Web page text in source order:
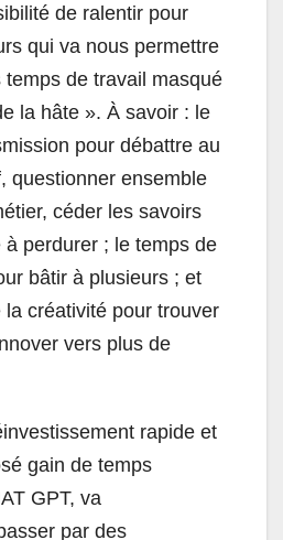
de ralentir pour
qui va nous permettre
de travail masqué
la hâte ». À savoir : le
pour débattre au
questionner ensemble
céder les savoirs
perdurer ; le temps de
bâtir à plusieurs ; et
créativité pour trouver
vers plus de
rapide et
gain de temps
GPT, va
par des